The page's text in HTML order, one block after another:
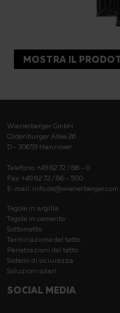
MOSTRA IL
Wienerberger GmbH
Oldenburger Allee 26
D - 30659 Hannover
Telefono: +49 82 72 / 86 - 0
Fax: +49 82 72 / 86 - 500
E-mail: info.de@wienerberger.com
Tegole in argilla
Tegole in cemento
Sottometto
Terminazione del tetto
Penetrazioni del tetto
Sistemi di siciurezza
Soluzioni solari
SOCIAL MEDIA